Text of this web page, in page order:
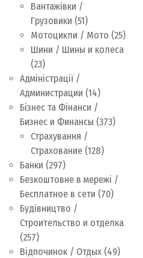
Вантажівки /
Грузовики (51)
Мотоцикли / Мото (25)
Шини / Шины и колеса
(23)
Адміністрації /
Администрации (14)
Бізнес та Фінанси /
Бизнес и Финансы (373)
Страхування /
Страхование (128)
Банки (297)
Безкоштовне в мережі /
Бесплатное в сети (70)
Будівництво /
Строительство и отделка
(257)
Відпочинок / Отдых (49)